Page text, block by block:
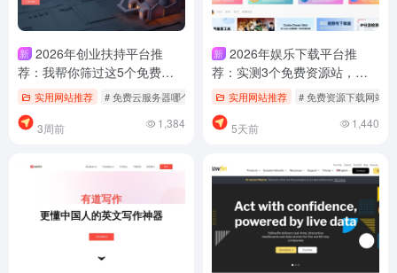
新 2026年创业扶持平台推
荐：我帮你筛过这5个免费云
服务器，别再乱找了
实用网站推荐 # 免费云服务器哪个好用 # 创业扶持平台推荐 # 创业技术资源
3周前 1,384
新 2026年娱乐下载平台推
荐：实测3个免费资源站，找
资料少踩坑
实用网站推荐 # 免费资源下载网站
5天前 1,440